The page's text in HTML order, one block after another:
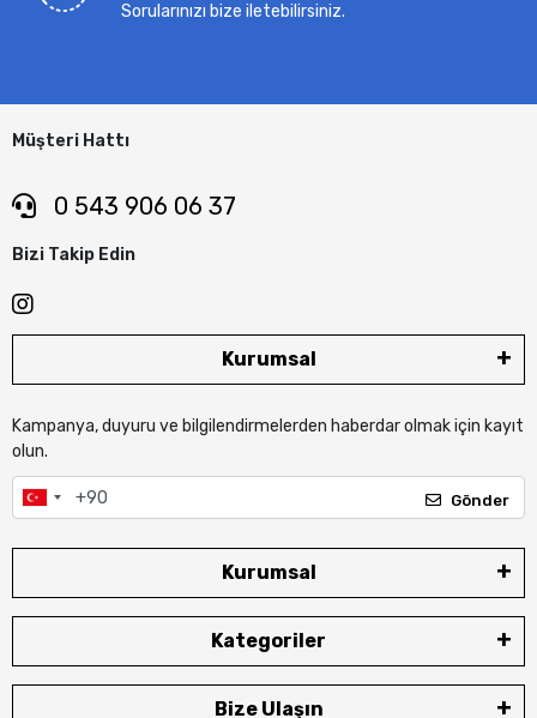
Sorularınızı bize iletebilirsiniz.
Müşteri Hattı
0 543 906 06 37
Bizi Takip Edin
Kurumsal
Kampanya, duyuru ve bilgilendirmelerden haberdar olmak için kayıt
olun.
Gönder
Kurumsal
Kategoriler
Bize Ulaşın